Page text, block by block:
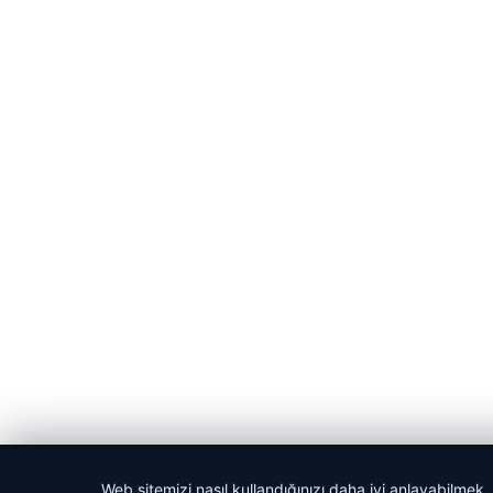
Web sitemizi nasıl kullandığınızı daha iyi